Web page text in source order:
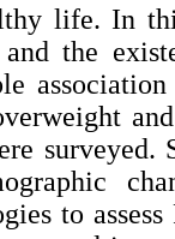
life. In
the
to